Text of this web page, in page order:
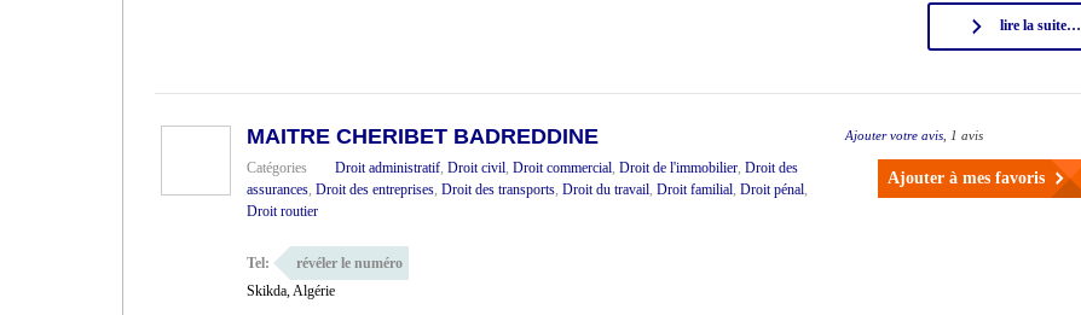
lire la suite…
Ajouter votre avis , 1 avis
MAITRE CHERIBET BADREDDINE
Catégories Droit administratif, Droit civil, Droit commercial, Droit de l'immobilier, Droit des
assurances, Droit des entreprises, Droit des transports, Droit du travail, Droit familial, Droit pénal,
Droit routier
Ajouter à mes favoris
Tel:
révéler le numéro
Skikda, Algérie